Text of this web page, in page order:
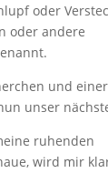
oder
oder andere
und
unser
ruhenden
wird mir